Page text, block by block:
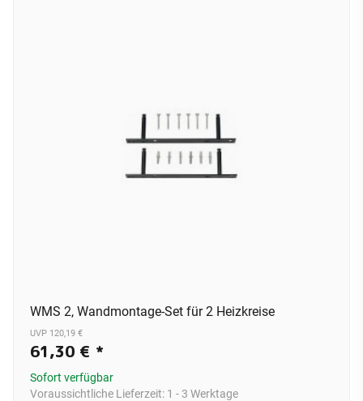
WMS 2, Wandmontage-Set für 2 Heizkreise
UVP 120,19 €
61,30 € *
Sofort verfügbar
Voraussichtliche Lieferzeit: 1 - 3 Werktage